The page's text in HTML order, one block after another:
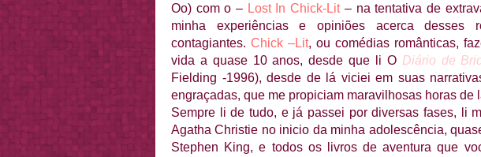
Oo) com o– Lost In Chick-Lit – na tentativa de
minha experiências e opiniões acerca desses
contagiantes. Chick –Lit, ou comédias românticas,
vida a quase 10 anos, desde que li ODiário de
Fielding -1996), desde de lá viciei em suas
engraçadas, que me propiciam maravilhosas horas de
Sempre li de tudo, e já passei por diversas fases, li
Agatha Christie no inicio da minha adolescência,
Stephen King, e todos os livros de aventura que